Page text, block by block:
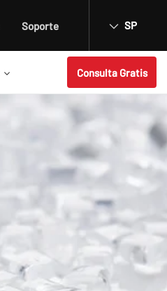
Soporte SP
Consulta Gratis